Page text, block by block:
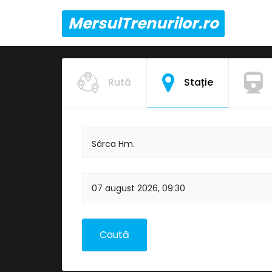
MersulTrenurilor.ro
Rută Stație
Sârca Hm.